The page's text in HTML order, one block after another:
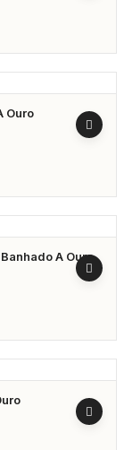
Ouro
A Ouro